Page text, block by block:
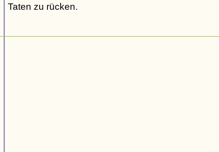
Taten zu rücken.